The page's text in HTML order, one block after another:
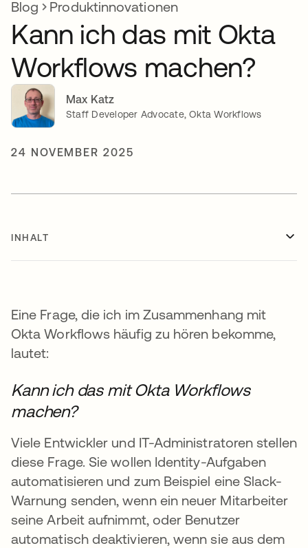
Blog Produktinnovationen
Kann ich das mit Okta
Workflows machen?
Max Katz
Staff Developer Advocate, Okta Workflows
24 NOVEMBER 2025
INHALT
Eine Frage, die ich im Zusammenhang mit
Okta Workflows häufig zu hören bekomme,
lautet:
Kann ich das mit Okta Workflows
machen?
Viele Entwickler und IT-Administratoren stellen
diese Frage. Sie wollen Identity-Aufgaben
automatisieren und zum Beispiel eine Slack-
Warnung senden, wenn ein neuer Mitarbeiter
seine Arbeit aufnimmt, oder Benutzer
automatisch deaktivieren, wenn sie aus dem